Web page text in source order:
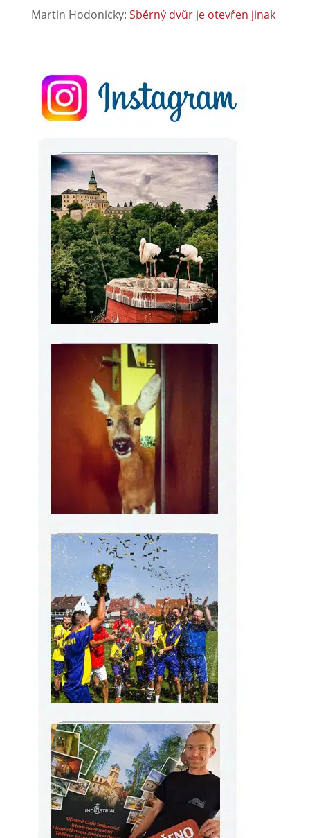
Martin Hodonicky: Sběrný dvůr je otevřen jinak